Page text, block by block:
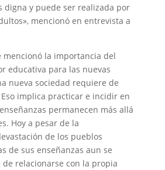
digna y puede ser realizada por
mencionó en entrevista a
mencionó la importancia del
educativa para las nuevas
nueva sociedad requiere de
implica practicar e incidir en
permanecen más allá
Hoy a pesar de la
de los pueblos
de sus enseñanzas aun se
de relacionarse con la propia